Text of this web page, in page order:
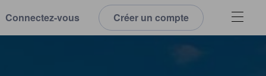
Connectez-vous Créer un compte